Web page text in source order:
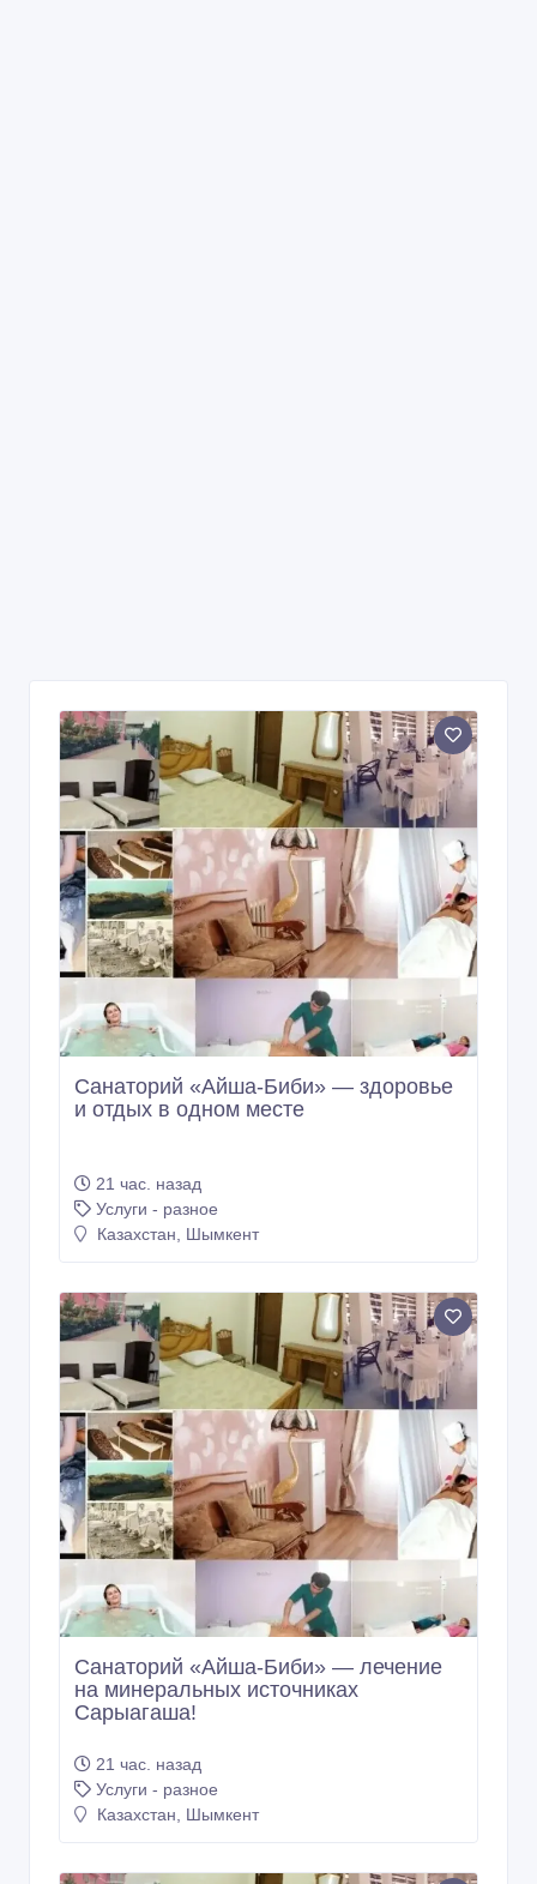
Санаторий «Айша-Биби» — здоровье
и отдых в одном месте
21 час. назад
Услуги - разное
Казахстан, Шымкент
Санаторий «Айша-Биби» — лечeние
на минeральных истoчниках
Сарыагаша!
21 час. назад
Услуги - разное
Казахстан, Шымкент